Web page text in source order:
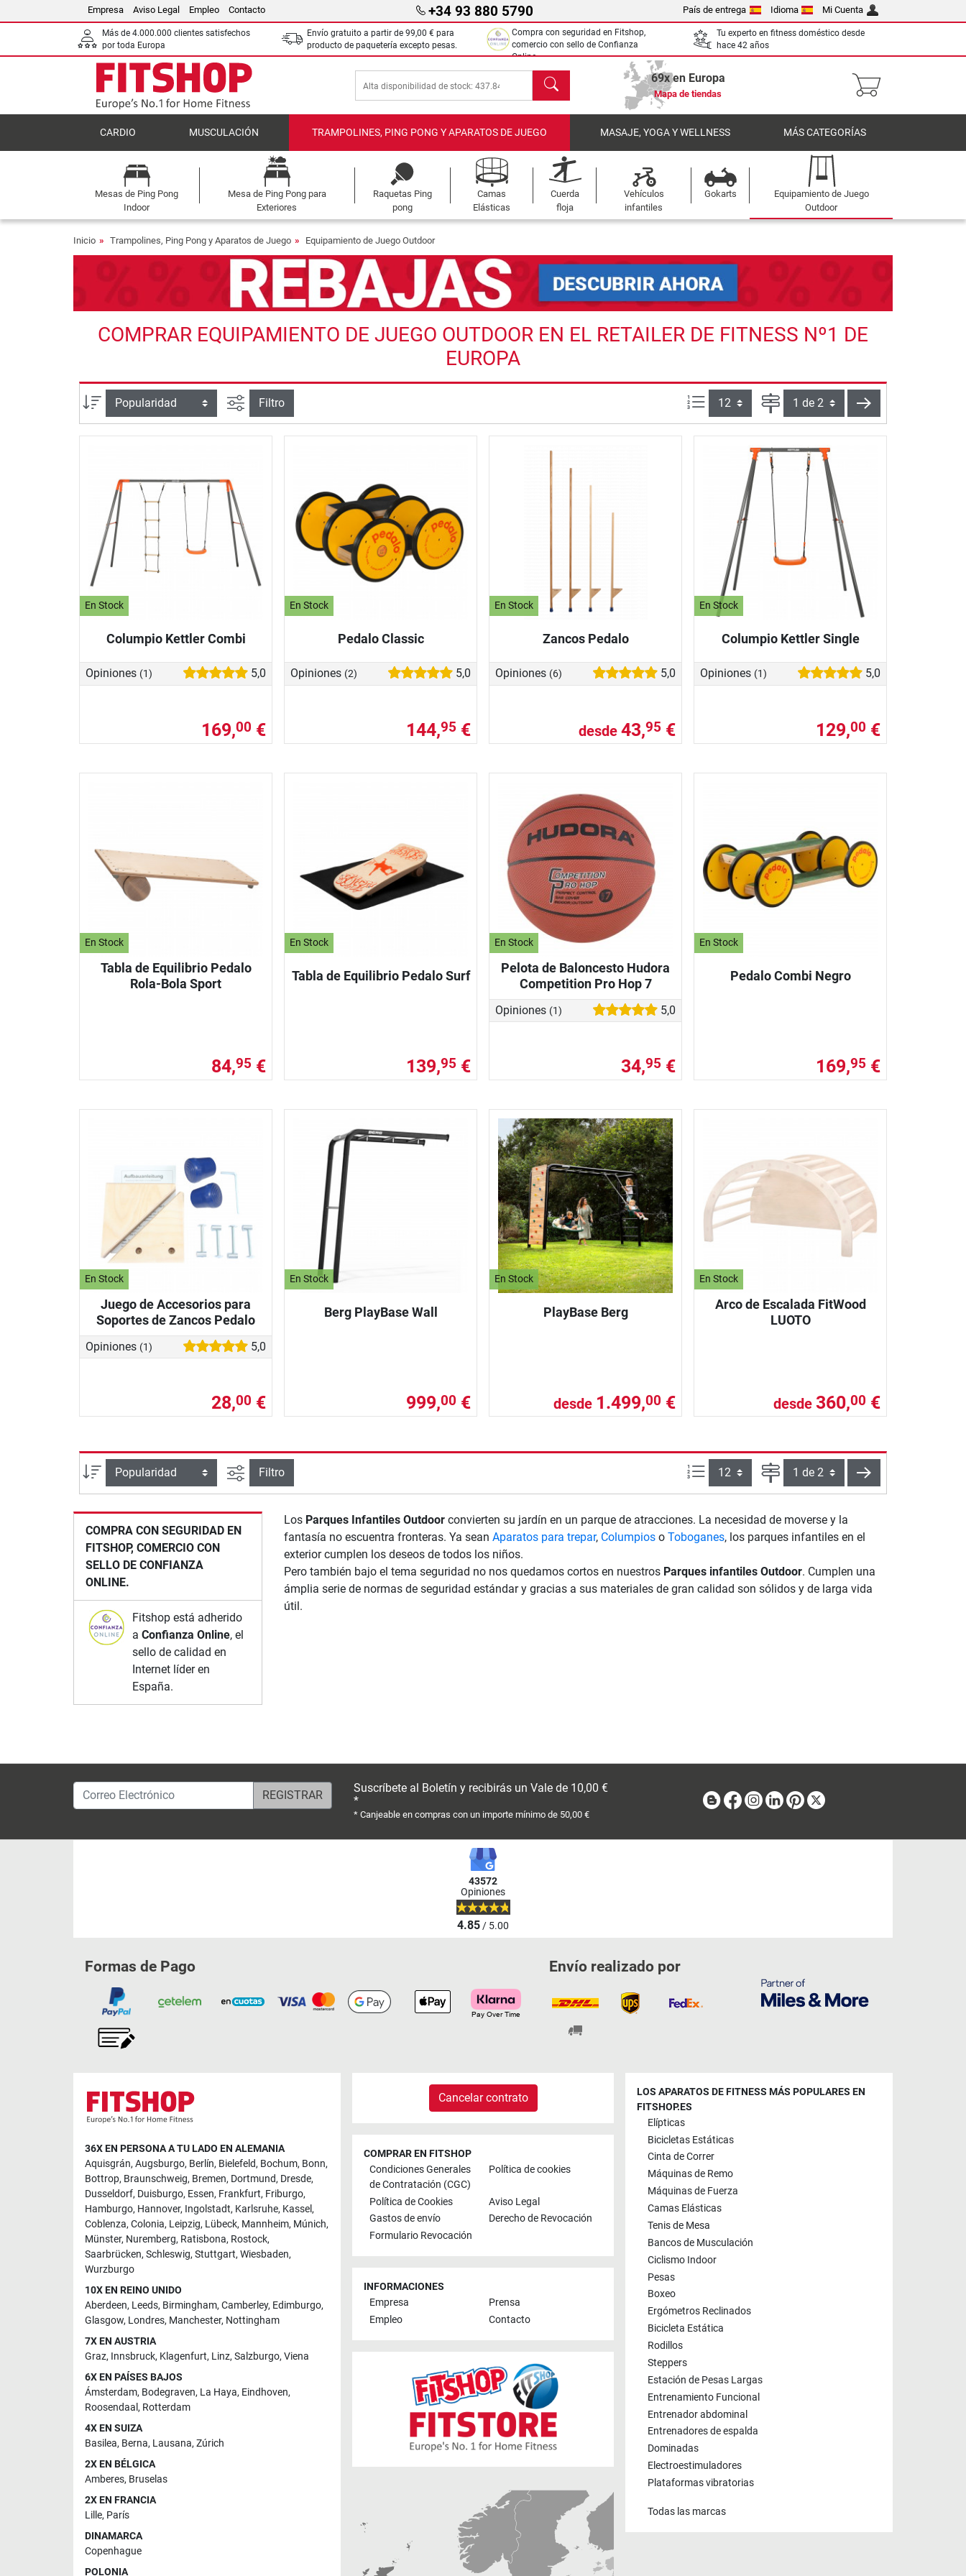
Empresa Aviso Legal Empleo Contacto +34 93 880 5790 País de entrega Idioma Mi Cuenta
Más de 4.000.000 clientes satisfechos
por toda Europa
Envío gratuito a partir de 99,00 € para
producto de paquetería excepto pesas.
Compra con seguridad en Fitshop,
comercio con sello de Confianza
Online.
Tu experto en fitness doméstico desde
hace 42 años
Buscar 69x en Europa
Mapa de tiendas
CARDIO MUSCULACIÓN TRAMPOLINES, PING PONG Y APARATOS DE JUEGO MASAJE, YOGA Y WELLNESS MÁS CATEGORÍAS
Mesas de Ping Pong
Indoor
Mesa de Ping Pong para
Exteriores
Raquetas Ping
pong
Camas
Elásticas
Cuerda
floja
Vehículos
infantiles
Gokarts
Equipamiento de Juego
Outdoor
Inicio Trampolines, Ping Pong y Aparatos de Juego Equipamiento de Juego Outdoor
COMPRAR EQUIPAMIENTO DE JUEGO OUTDOOR EN EL RETAILER DE FITNESS Nº1 DE
EUROPA
Ordenar por Busqueda avanzada
Filtro Artículos por página:
Página siguiente
En Stock
Columpio Kettler Combi
Opiniones (1) 5,0
169,00 €
En Stock
Pedalo Classic
Opiniones (2) 5,0
144,95 €
En Stock
Zancos Pedalo
Opiniones (6) 5,0
desde 43,95 €
En Stock
Columpio Kettler Single
Opiniones (1) 5,0
129,00 €
En Stock
Tabla de Equilibrio Pedalo
Rola-Bola Sport
84,95 €
En Stock
Tabla de Equilibrio Pedalo Surf
139,95 €
En Stock
Pelota de Baloncesto Hudora
Competition Pro Hop 7
Opiniones (1) 5,0
34,95 €
En Stock
Pedalo Combi Negro
169,95 €
En Stock
Juego de Accesorios para
Soportes de Zancos Pedalo
Opiniones (1) 5,0
28,00 €
En Stock
Berg PlayBase Wall
999,00 €
En Stock
PlayBase Berg
desde 1.499,00 €
En Stock
Arco de Escalada FitWood
LUOTO
desde 360,00 €
Ordenar por Busqueda avanzada
Filtro Artículos por página:
Página siguiente
COMPRA CON SEGURIDAD EN
FITSHOP, COMERCIO CON
SELLO DE CONFIANZA
ONLINE.
Fitshop está adherido
aConfianza Online, el
sello de calidad en
Internet líder en
España.
Los Parques Infantiles Outdoorconvierten su jardín en un parque de atracciones. La necesidad de moverse y la
fantasía no escuentra fronteras. Ya sean Aparatos para trepar, Columpioso Toboganes, los parques infantiles en el
exterior cumplen los deseos de todos los niños.
Pero también bajo el tema seguridad no nos quedamos cortos en nuestros Parques infantiles Outdoor. Cumplen una
ámplia serie de normas de seguridad estándar y gracias a sus materiales de gran calidad son sólidos y de larga vida
útil.
Correo Electrónico
Suscríbete al Boletín y recibirás un Vale de 10,00 €
*
* Canjeable en compras con un importe mínimo de 50,00 €
BlogFacebook
Instagram
LinkedinPinterest
43572
Opiniones
4.85/ 5.00
Formas de Pago Envío realizado por
36X EN PERSONA A TU LADO EN ALEMANIA
Aquisgrán, Augsburgo, Berlín, Bielefeld, Bochum, Bonn,
Bottrop, Braunschweig, Bremen, Dortmund, Dresde,
Dusseldorf, Duisburgo, Essen, Frankfurt, Friburgo,
Hamburgo, Hannover, Ingolstadt, Karlsruhe, Kassel,
Coblenza, Colonia, Leipzig, Lübeck, Mannheim, Múnich,
Münster, Nuremberg, Ratisbona, Rostock,
Saarbrücken, Schleswig, Stuttgart, Wiesbaden,
Wurzburgo
10X EN REINO UNIDO
Aberdeen, Leeds, Birmingham, Camberley, Edimburgo,
Glasgow, Londres, Manchester, Nottingham
7X EN AUSTRIA
Graz, Innsbruck, Klagenfurt, Linz, Salzburgo, Viena
6X EN PAÍSES BAJOS
Ámsterdam, Bodegraven, La Haya, Eindhoven,
Roosendaal , Rotterdam
4X EN SUIZA
Basilea, Berna, Lausana, Zúrich
2X EN BÉLGICA
Amberes, Bruselas
2X EN FRANCIA
Lille, París
DINAMARCA
Copenhague
POLONIA
Cancelar contrato
COMPRAR EN FITSHOP
Condiciones Generales
de Contratación (CGC)
Política de cookies
Política de Cookies
Aviso Legal
Gastos de envío
Derecho de Revocación
Formulario Revocación
INFORMACIONES
Empresa
Prensa
Empleo
Contacto
LOS APARATOS DE FITNESS MÁS POPULARES EN
FITSHOP.ES
Elípticas
Bicicletas Estáticas
Cinta de Correr
Máquinas de Remo
Máquinas de Fuerza
Camas Elásticas
Tenis de Mesa
Bancos de Musculación
Ciclismo Indoor
Pesas
Boxeo
Ergómetros Reclinados
Bicicleta Estática
Rodillos
Steppers
Estación de Pesas Largas
Entrenamiento Funcional
Entrenador abdominal
Entrenadores de espalda
Dominadas
Electroestimuladores
Plataformas vibratorias
Todas las marcas